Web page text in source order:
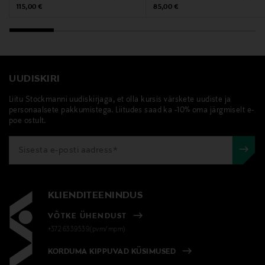
Digitaalne aadress
alice.nesti@alessi.com
Märksõnad
alessi, espressokann, kohvikann
Original Price
115,00 €
Original Price
85,00 €
UUDISKIRI
Liitu Stockmanni uudiskirjaga, et olla kursis värskete uudiste ja
personaalsete pakkumistega. Liitudes saad ka -10% oma järgmiselt e-
poe ostult.
KLIENDITEENINDUS
VÕTKE ÜHENDUST
+372 6339539(pvm/mpm)
KORDUMA KIPPUVAD KÜSIMUSED